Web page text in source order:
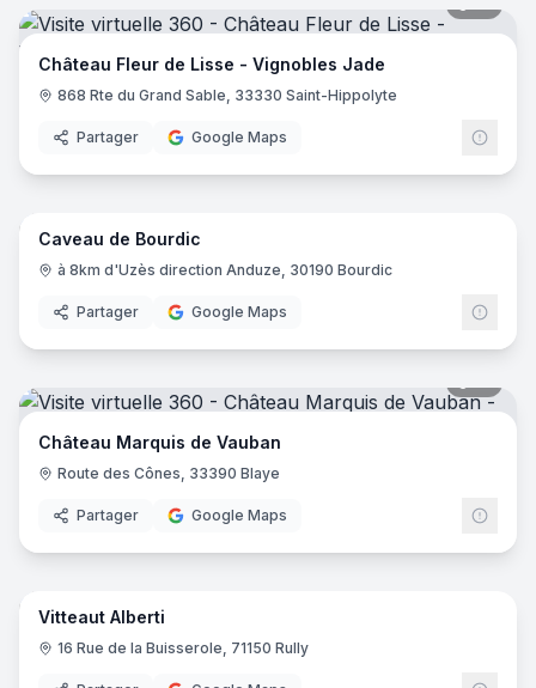
Château Fleur de Lisse - Vignobles Jade
868 Rte du Grand Sable, 33330 Saint-Hippolyte
Partager Google Maps
14
Caveau de Bourdic
à 8km d'Uzès direction Anduze, 30190 Bourdic
Partager Google Maps
Château Marquis de Vauban
Route des Cônes, 33390 Blaye
Partager Google Maps
10
Vitteaut Alberti
16 Rue de la Buisserole, 71150 Rully